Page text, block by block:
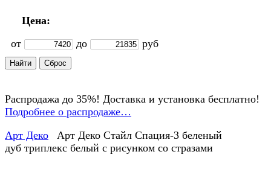
Цена:
от
до руб
Распродажа до 35%! Доставка и установка бесплатно!
Подробнее о распродаже…
Арт Деко
Арт Деко Стайл Спация-3 беленый
дуб триплекс белый с рисунком cо стразами